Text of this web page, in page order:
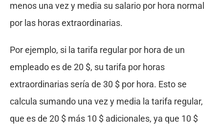
menos una vez y media su salario por hora normal
por las horas extraordinarias.
Por ejemplo, si la tarifa regular por hora de un
empleado es de 20 $, su tarifa por horas
extraordinarias sería de 30 $ por hora. Esto se
calcula sumando una vez y media la tarifa regular,
que es de 20 $ más 10 $ adicionales, ya que 10 $